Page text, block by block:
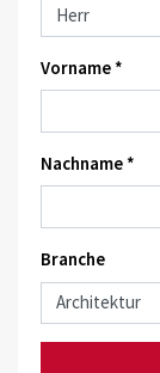
Vorname *
Nachname *
Branche